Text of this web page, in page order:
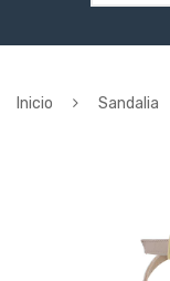
Inicio Sandalia